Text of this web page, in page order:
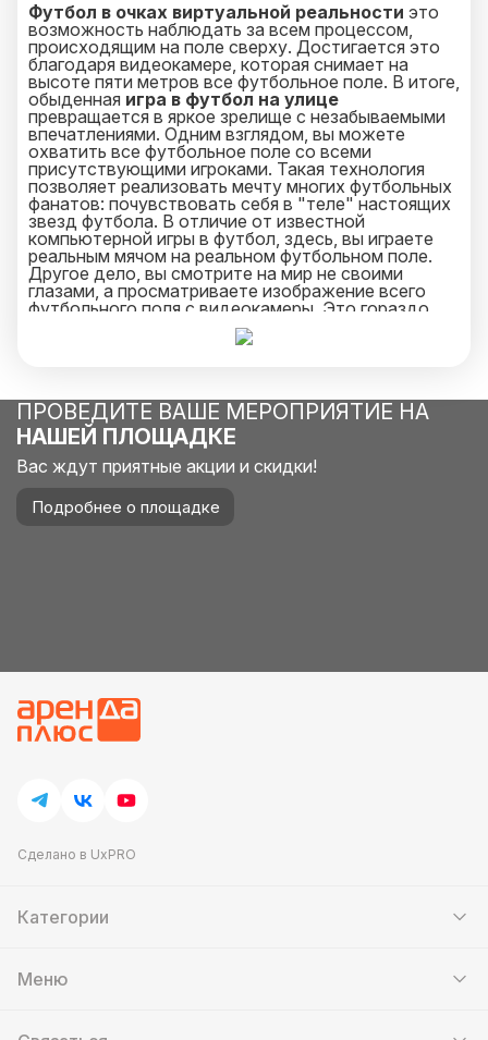
Футбол в очках виртуальной реальности это
возможность наблюдать за всем процессом,
происходящим на поле сверху. Достигается это
благодаря видеокамере, которая снимает на
высоте пяти метров все футбольное поле. В итоге,
обыденная игра в футбол на улице
превращается в яркое зрелище с незабываемыми
впечатлениями. Одним взглядом, вы можете
охватить все футбольное поле со всеми
присутствующими игроками. Такая технология
позволяет реализовать мечту многих футбольных
фанатов: почувствовать себя в "теле" настоящих
звезд футбола. В отличие от известной
компьютерной игры в футбол, здесь, вы играете
реальным мячом на реальном футбольном поле.
Другое дело, вы смотрите на мир не своими
глазами, а просматриваете изображение всего
футбольного поля с видеокамеры. Это гораздо
интереснее! Такой аттракцион является золотой
серединой, между реальным футболом и
ПРОВЕДИТЕ ВАШЕ МЕРОПРИЯТИЕ НА
НАШЕЙ ПЛОЩАДКЕ
Вас ждут приятные акции и скидки!
Подробнее о площадке
Сделано в UxPRO
Категории
Кейтеринг
Меню